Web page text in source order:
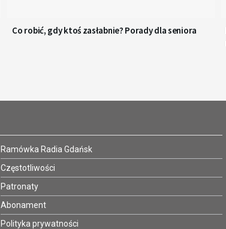
Co robić, gdy ktoś zasłabnie? Porady dla seniora
Ramówka Radia Gdańsk
Częstotliwości
Patronaty
Abonament
Polityka prywatności